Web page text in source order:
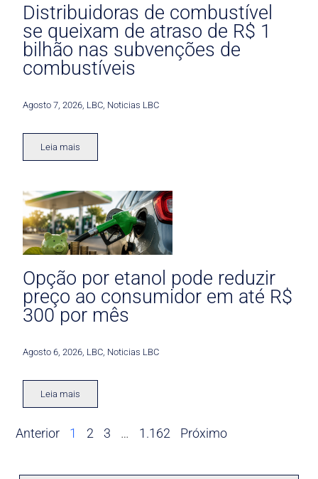
Distribuidoras de combustível
se queixam de atraso de R$ 1
bilhão nas subvenções de
combustíveis
Agosto 7, 2026 LBC Noticias LBC
Leia mais
Opção por etanol pode reduzir
preço ao consumidor em até R$
300 por mês
Agosto 6, 2026 LBC Noticias LBC
Leia mais
Anterior 1 2 3 … 1.162 Próximo